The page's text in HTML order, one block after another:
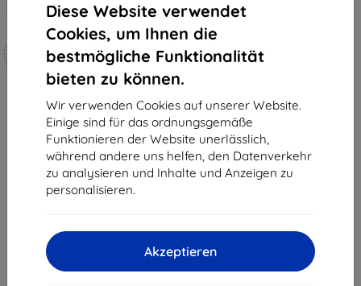
Diese Website verwendet
Cookies, um Ihnen die
bestmögliche Funktionalität
bieten zu können.
Wir verwenden Cookies auf unserer Website.
Einige sind für das ordnungsgemäße
Funktionieren der Website unerlässlich,
während andere uns helfen, den Datenverkehr
zu analysieren und Inhalte und Anzeigen zu
personalisieren.
Akzeptieren
3mk Hammer Schutzfolie
Maßgeschneidert
hergestellt
19,90 €
17,91 €
Auf Lager 4 Stk.
1